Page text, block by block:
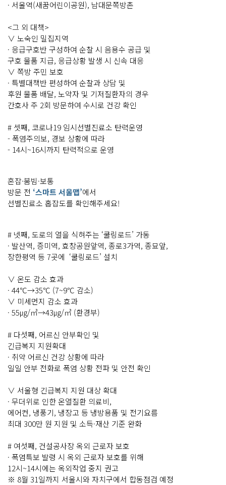
· 서울역(새꿈어린이공원), 남대문쪽방촌
<그 외 대책>
∨ 노숙인 밀집지역
· 응급구호반 구성하여 순찰 시 음용수 공급 및
구호 물품 지급, 응급상황 발생 시 신속 대응
∨ 쪽방 주민 보호
· 특별대책반 편성하여 순찰과 상담 및
후원 물품 배달, 노약자 및 기저질환자의 경우
간호사 주 2회 방문하여 수시로 건강 확인
# 셋째, 코로나19 임시선별진료소 탄력운영
- 폭염주의보, 경보 상황에 따라
- 14시~16시까지 탄력적으로 운영
혼잡·붐빔·보통
방문 전 ‘스마트 서울맵’에서
선별진료소 홉잡도를 확인해주세요!
# 넷째, 도로의 열을 식혀주는 ‘쿨링로드’ 가동
· 발산역, 증미역, 효창공원앞역, 종로3가역, 종묘앞,
장한평역 등 7곳에 ‘쿨링로드’ 설치
∨ 온도 감소 효과
· 44℃→35℃ (7~9℃ 감소)
∨ 미세먼지 감소 효과
· 55㎍/㎥→43㎍/㎥ (환경부)
# 다섯째, 어르신 안부확인 및
긴급복지 지원확대
· 취약 어르신 건강 상황에 따라
일일 안부 전화로 폭염 상황 전파 및 안전 확인
∨ 서울형 긴급복지 지원 대상 확대
· 무더위로 인한 온열질환 의료비,
에어컨, 냉풍기, 냉장고 등 냉방용품 및 전기요름
최대 300만 원 지원 및 소득·재산 기준 완화
# 여섯째, 건설공사장 옥외 근로자 보호
· 폭염특보 발령 시 옥외 근로자 보호를 위해
12시~14시에는 옥외작업 중지 권고
※ 8월 31일까지 서울시와 자치구에서 합동점검 예정